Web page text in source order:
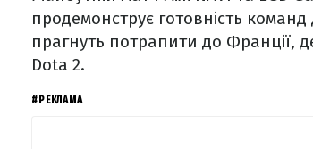
продемонструє готовність
прагнуть потрапити до Франції,
Dota 2.
#РЕКЛАМА